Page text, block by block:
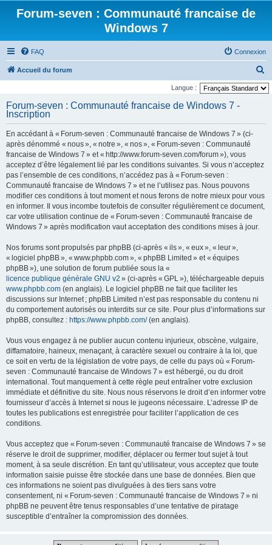
Forum-seven : Communauté francaise de
Windows 7
FAQ Connexion
Accueil du forum
e
Langue :
Forum-seven : Communauté francaise de Windows 7 -
Inscription
En accédant à « Forum-seven : Communauté francaise de Windows 7 » (ci-
après dénommé « nous », « notre », « nos », « Forum-seven : Communauté
francaise de Windows 7 » et « http://www.forum-seven.com/forum »), vous
acceptez d’être légalement lié par les conditions suivantes. Si vous n’acceptez
pas l’ensemble de ces conditions, n’accédez pas à « Forum-seven :
Communauté francaise de Windows 7 » et ne l’utilisez pas. Nous pouvons
modifier ces conditions à tout moment et nous ferons de notre mieux pour vous
en informer. Il vous incombe toutefois de consulter régulièrement ce document,
car votre utilisation continue de « Forum-seven : Communauté francaise de
Windows 7 » après modification vaut acceptation des conditions mises à jour.
Nos forums sont propulsés par phpBB (ci-après « ils », « eux », « leur »,
« logiciel phpBB », « www.phpbb.com », « phpBB Limited » et « équipes
phpBB »), une solution de forum publiée sous la «
licence publique générale GNU v2 » (ci-après « GPL »), téléchargeable depuis
www.phpbb.com (en anglais). Le logiciel phpBB ne fait que faciliter les
discussions sur Internet ; phpBB Limited n’est pas responsable du contenu ni
du comportement autorisés ou interdits sur ce site. Pour plus d’informations sur
phpBB, consultez : https://www.phpbb.com/(en anglais).
Vous vous engagez à ne publier aucun contenu injurieux, obscène, vulgaire,
diffamatoire, haineux, menaçant, à caractère sexuel ou contraire à la loi, que
ce soit en vertu de la législation de votre pays, de celle du pays où « Forum-
seven : Communauté francaise de Windows 7 » est hébergé, ou du droit
international. Tout manquement à cette règle peut entraîner votre exclusion
immédiate et définitive du site. Nous nous réservons le droit d’en informer votre
fournisseur d’accès à Internet si nous le jugeons nécessaire. L’adresse IP de
toutes les publications est enregistrée pour faciliter l’application de ces
conditions.
Vous acceptez que « Forum-seven : Communauté francaise de Windows 7 » se
réserve le droit de supprimer, modifier, déplacer ou fermer tout sujet à tout
moment, à sa seule discrétion. En tant qu’utilisateur, vous acceptez que toute
information saisie puisse être stockée dans une base de données. Bien que
ces informations ne soient pas divulguées à des tiers sans votre
consentement, ni « Forum-seven : Communauté francaise de Windows 7 » ni
phpBB ne peuvent être tenus responsables d’une tentative de piratage
susceptible d’entraîner la compromission des données.